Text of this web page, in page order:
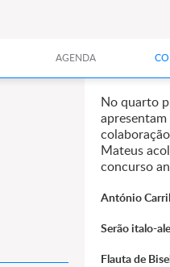
AGENDA
No quarto
Mateus
concurso
António
Serão italo-
Flauta de